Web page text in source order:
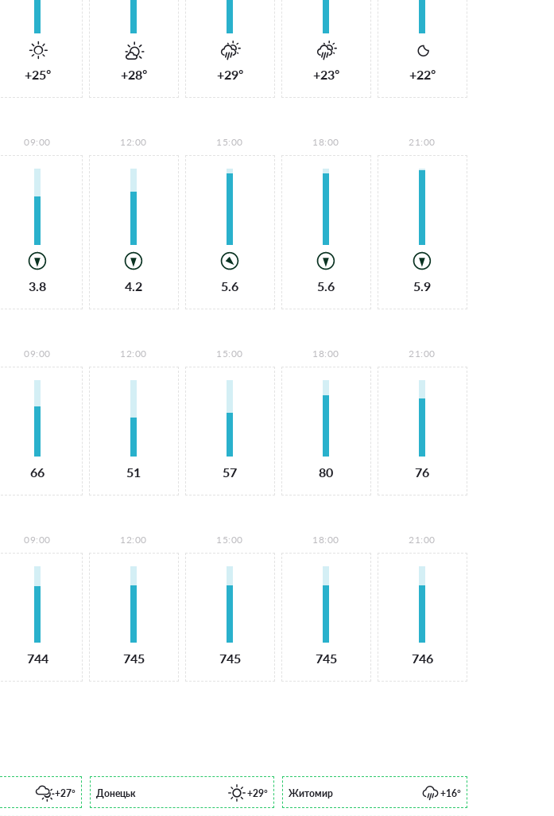
+25° +28° +29° +23° +22°
09:00
3.8
12:00
4.2
15:00
5.6
18:00
5.6
21:00
5.9
09:00
66
12:00
51
15:00
57
18:00
80
21:00
76
09:00
744
12:00
745
15:00
745
18:00
745
21:00
746
+27° Донецьк +29° Житомир +16°